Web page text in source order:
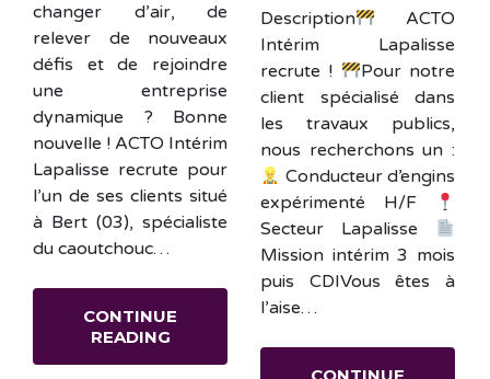
changer d’air, de
relever de nouveaux
défis et de rejoindre
une entreprise
dynamique ? Bonne
nouvelle ! ACTO Intérim
Lapalisse recrute pour
l’un de ses clients situé
à Bert (03), spécialiste
du caoutchouc…
CONTINUE
READING
Description
ACTO
Intérim Lapalisse
recrute !
Pour notre
client spécialisé dans
les travaux publics,
nous recherchons un :
Conducteur d’engins
expérimenté H/F
Secteur Lapalisse
Mission intérim 3 mois
puis CDIVous êtes à
l’aise…